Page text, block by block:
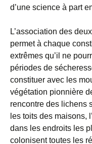
d’une science à part
L’association des
permet à chaque
extrêmes qu’il ne
périodes de
constituer avec les
végétation pionnière
rencontre des lichens
les toits des maisons,
dans les endroits les
colonisent toutes les